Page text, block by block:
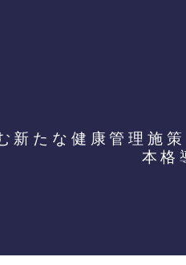
新たな健康管理
本格